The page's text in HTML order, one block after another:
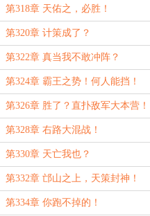
第318章 天佑之，必胜！
第320章 计策成了？
第322章 真当我不敢冲阵？
第324章 霸王之势！何人能挡！
第326章 胜了？直扑敌军大本营！
第328章 右路大混战！
第330章 天亡我也？
第332章 邙山之上，天策封神！
第334章 你跑不掉的！